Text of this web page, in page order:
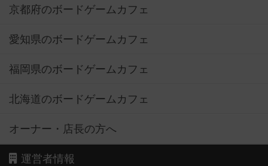
京都府のボードゲームカフェ
愛知県のボードゲームカフェ
福岡県のボードゲームカフェ
北海道のボードゲームカフェ
オーナー・店長の方へ
運営者情報